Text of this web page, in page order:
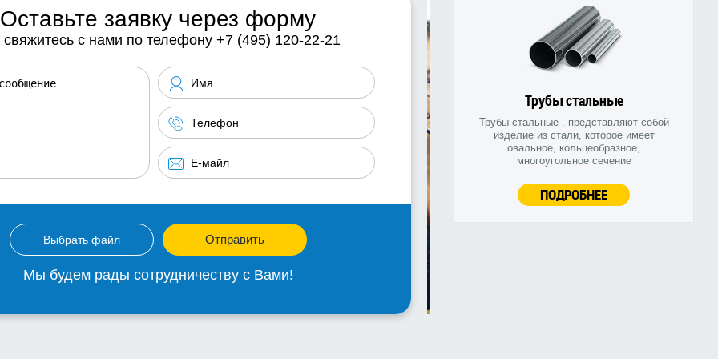
Трубы стальные
Трубы стальные . представляют собой
изделие из стали, которое имеет
овальное, кольцеобразное,
многоугольное сечение
ПОДРОБНЕЕ
Оставьте заявку через форму
свяжитесь с нами по телефону+7 (495) 120-22-21
Выбрать файл Отправить
Мы будем рады сотрудничеству с Вами!